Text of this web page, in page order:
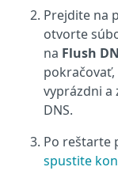
Prejdite na
otvorte
na Flush
vyprázdni a
DNS.
Po reštarte
spustite